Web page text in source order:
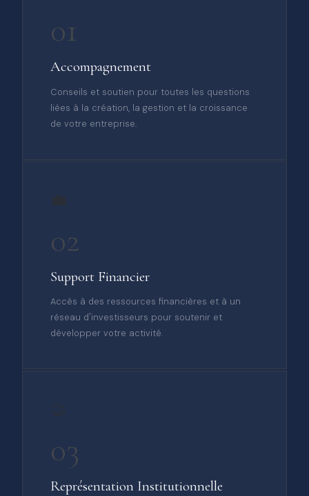
01
Accompagnement
Conseils et soutien pour toutes les questions
liées à la création, la gestion et la croissance
de votre entreprise.
02
Support Financier
Accès à des ressources financières et à un
réseau d'investisseurs pour soutenir et
développer votre activité.
03
Représentation Institutionnelle